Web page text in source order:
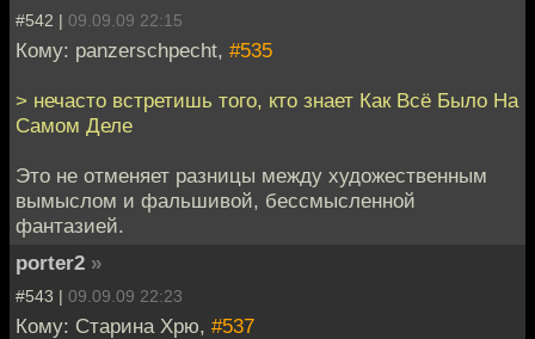
#542 | 09.09.09 22:15
Кому: panzerschpecht, #535
> нечасто встретишь того, кто знает Как Всё Было На
Самом Деле
Это не отменяет разницы между художественным
вымыслом и фальшивой, бессмысленной
фантазией.
porter2 »
#543 | 09.09.09 22:23
Кому: Старина Хрю, #537